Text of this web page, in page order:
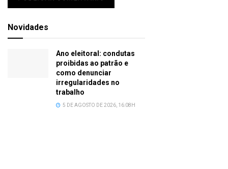
Novidades
Ano eleitoral: condutas
proibidas ao patrão e
como denunciar
irregularidades no
trabalho
5 DE AGOSTO DE 2026, 16:08H